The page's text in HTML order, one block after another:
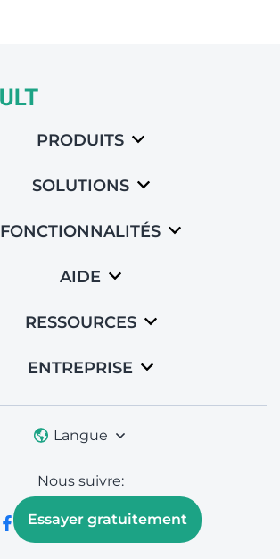
PRODUITS
SOLUTIONS
FONCTIONNALITÉS
AIDE
RESSOURCES
ENTREPRISE
Langue
Nous suivre:
Essayer gratuitement